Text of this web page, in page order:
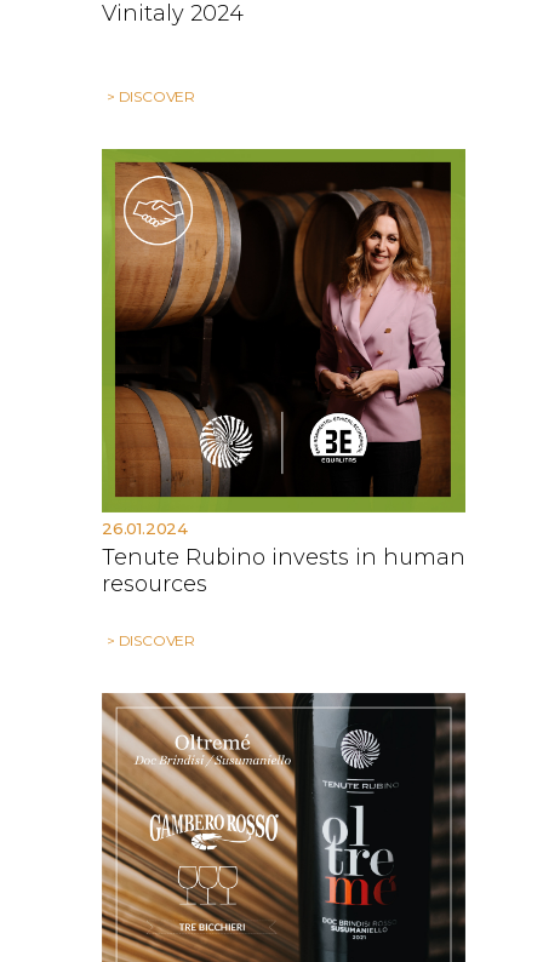
Vinitaly 2024
> DISCOVER
26.01.2024
Tenute Rubino invests in human
resources
> DISCOVER